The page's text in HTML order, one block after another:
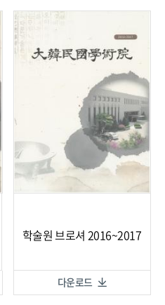
학술원 브로셔 2016~2017
다운로드